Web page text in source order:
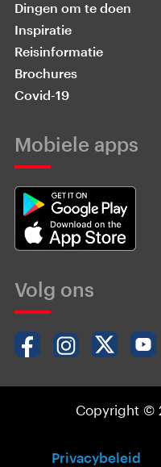
Dingen om te doen
Inspiratie
Reisinformatie
Brochures
Covid-19
Mobiele apps
Volg ons
Copyright ©
Privacybeleid